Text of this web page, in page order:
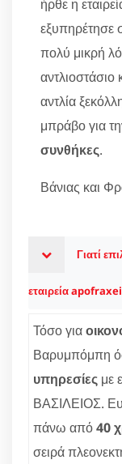
ήρθε η
εξυπηρέτησε
πολύ μικρή
αντλιοστάσιο
αντλία
μπράβο για
συνθήκες.
Βάνιας και
Γιατί
εταιρεία
Τόσο για
Βαρυμπόμπη
υπηρεσίες με
ΒΑΣΙΛΕΙΟΣ.
πάνω από40
σειρά